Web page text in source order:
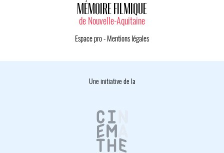
MÉMOIRE FILMIQUE
de Nouvelle-Aquitaine
Espace pro- Mentions légales
Une initiative de la